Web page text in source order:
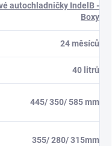
autochladničky IndelB -
Boxy
24 měsíců
40 litrů
445/ 350/ 585 mm
355/ 280/ 315mm